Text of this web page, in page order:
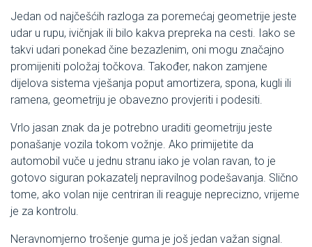
Jedan od najčešćih razloga za poremećaj geometrije jeste
udar u rupu, ivičnjak ili bilo kakva prepreka na cesti. Iako se
takvi udari ponekad čine bezazlenim, oni mogu značajno
promijeniti položaj točkova. Također, nakon zamjene
dijelova sistema vješanja poput amortizera, spona, kugli ili
ramena, geometriju je obavezno provjeriti i podesiti.
Vrlo jasan znak da je potrebno uraditi geometriju jeste
ponašanje vozila tokom vožnje. Ako primijetite da
automobil vuče u jednu stranu iako je volan ravan, to je
gotovo siguran pokazatelj nepravilnog podešavanja. Slično
tome, ako volan nije centriran ili reaguje neprecizno, vrijeme
je za kontrolu.
Neravnomjerno trošenje guma je još jedan važan signal.